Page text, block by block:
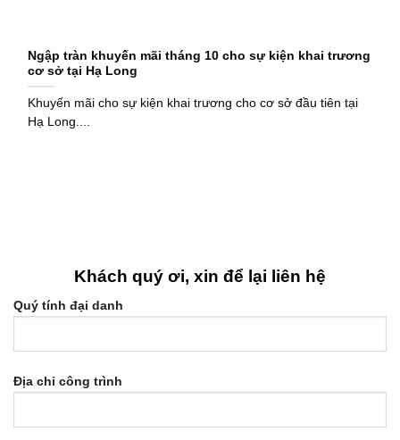
Ngập tràn khuyến mãi tháng 10 cho sự kiện khai trương
cơ sở tại Hạ Long
Khuyến mãi cho sự kiện khai trương cho cơ sở đầu tiên tại
Hạ Long....
Khách quý ơi, xin để lại liên hệ
Quý tính đại danh
Địa chỉ công trình